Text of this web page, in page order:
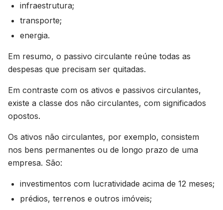
infraestrutura;
transporte;
energia.
Em resumo, o passivo circulante reúne todas as
despesas que precisam ser quitadas.
Em contraste com os ativos e passivos circulantes,
existe a classe dos não circulantes, com significados
opostos.
Os ativos não circulantes, por exemplo, consistem
nos bens permanentes ou de longo prazo de uma
empresa. São:
investimentos com lucratividade acima de 12 meses;
prédios, terrenos e outros imóveis;